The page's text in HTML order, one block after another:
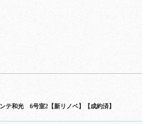
テ和光 6号室2【新リノベ】【成約済】